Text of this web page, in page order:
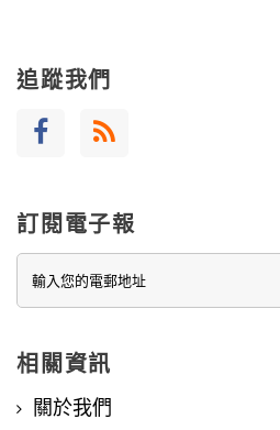
追蹤我們
訂閱電子報
相關資訊
關於我們